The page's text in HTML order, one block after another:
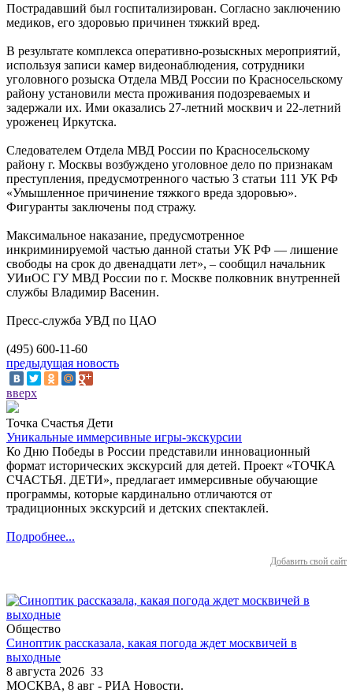
Пострадавший был госпитализирован. Согласно заключению
медиков, его здоровью причинен тяжкий вред.
В результате комплекса оперативно-розыскных мероприятий,
используя записи камер видеонаблюдения, сотрудники
уголовного розыска Отдела МВД России по Красносельскому
району установили места проживания подозреваемых и
задержали их. Ими оказались 27-летний москвич и 22-летний
уроженец Иркутска.
Следователем Отдела МВД России по Красносельскому
району г. Москвы возбуждено уголовное дело по признакам
преступления, предусмотренного частью 3 статьи 111 УК РФ
«Умышленное причинение тяжкого вреда здоровью».
Фигуранты заключены под стражу.
Максимальное наказание, предусмотренное
инкриминируемой частью данной статьи УК РФ — лишение
свободы на срок до двенадцати лет», – сообщил начальник
УИиОС ГУ МВД России по г. Москве полковник внутренней
службы Владимир Васенин.
Пресс-служба УВД по ЦАО
(495) 600-11-60
предыдущая новость
вверх
Точка Счастья Дети
Уникальные иммерсивные игры-экскурсии
Ко Дню Победы в России представили инновационный
формат исторических экскурсий для детей. Проект «ТОЧКА
СЧАСТЬЯ. ДЕТИ», предлагает иммерсивные обучающие
программы, которые кардинально отличаются от
традиционных экскурсий и детских спектаклей.
Подробнее...
Добавить свой сайт
Общество
Синоптик рассказала, какая погода ждет москвичей в
выходные
8 августа 2026 33
МОСКВА, 8 авг - РИА Новости.